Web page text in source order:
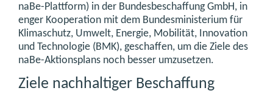
naBe-Plattform) in der Bundesbeschaffung GmbH, in
enger Kooperation mit dem Bundesministerium für
Klimaschutz, Umwelt, Energie, Mobilität, Innovation
und Technologie (BMK), geschaffen, um die Ziele des
naBe-Aktionsplans noch besser umzusetzen.
Ziele nachhaltiger Beschaffung